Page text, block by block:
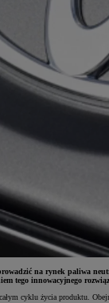
na rynek paliwa
tego innowacyjnego
cyklu życia produktu.